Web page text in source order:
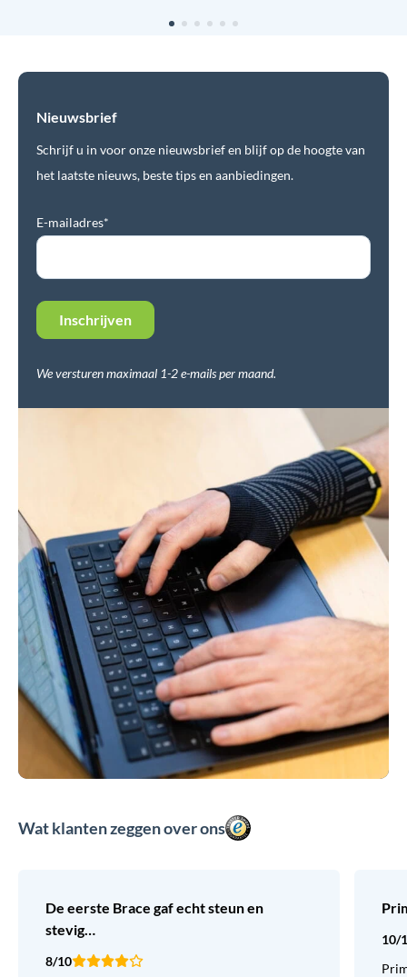
Nieuwsbrief
Schrijf u in voor onze nieuwsbrief en blijf op de hoogte van
het laatste nieuws, beste tips en aanbiedingen.
E-mailadres*
We versturen maximaal 1-2 e-mails per maand.
Wat klanten zeggen over ons
De eerste Brace gaf echt steun en
stevig…
8/10
10/